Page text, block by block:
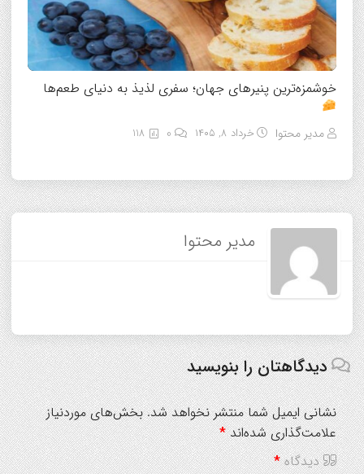
خوشمزه‌ترین پنیرهای جهان؛ سفری لذیذ به دنیای طعم‌ها
مدیر محتوا خرداد ۸, ۱۴۰۵ 118
مدیر محتوا
دیدگاهتان را بنویسید
نشانی ایمیل شما منتشر نخواهد شد. بخش‌های موردنیاز
علامت‌گذاری شده‌اند*
دیدگاه*